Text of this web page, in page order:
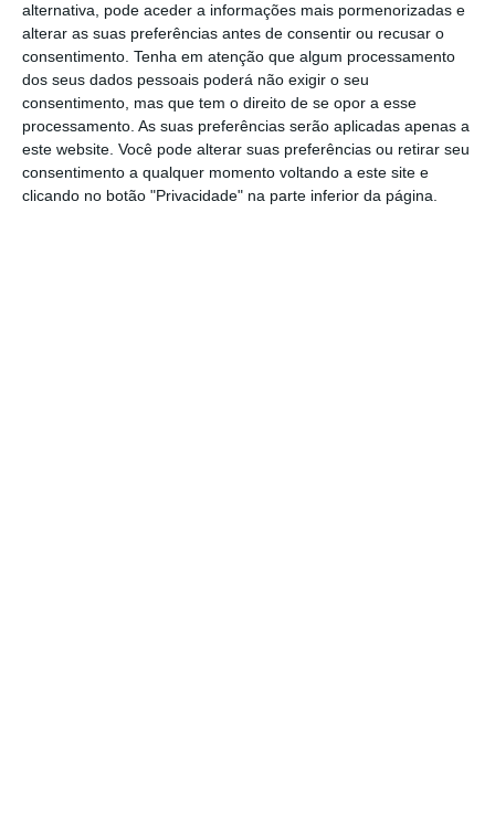
alternativa, pode aceder a informações mais pormenorizadas e
alterar as suas preferências antes de consentir ou recusar o
consentimento. Tenha em atenção que algum processamento
dos seus dados pessoais poderá não exigir o seu
consentimento, mas que tem o direito de se opor a esse
processamento. As suas preferências serão aplicadas apenas a
este website. Você pode alterar suas preferências ou retirar seu
consentimento a qualquer momento voltando a este site e
clicando no botão "Privacidade" na parte inferior da página.
No discurso, José Manuel Bolieiro disse ainda
ser dever da região “otimizar o investimento”
dos recursos financeiros que a União Europeia
coloca à disposição “num período curto”, já
que “tendencialmente” esses mesmos
recursos “serão reduzidos”.